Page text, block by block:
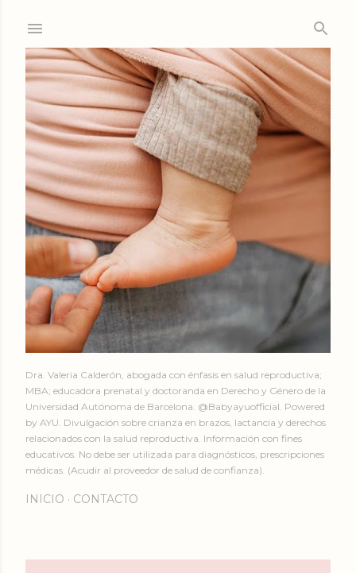
Dra. Valeria Calderón, abogada con énfasis en salud reproductiva;
MBA; educadora prenatal y doctoranda en Derecho y Género de la
Universidad Autónoma de Barcelona. @Babyayuofficial. Powered
by AYU. Divulgación sobre crianza en brazos, lactancia y derechos
relacionados con la salud reproductiva. Información con fines
educativos. No debe ser utilizada para diagnósticos, prescripciones
médicas. (Acudir al proveedor de salud de confianza).
INICIO CONTACTO